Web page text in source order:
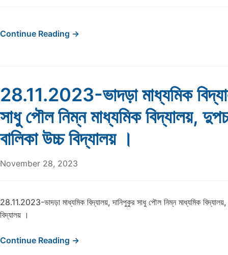
Continue Reading →
28.11.2023-ভাদড়া মাধ্যমিক
সাধু পৌল নিম্ন মাধ্যমিক বিদ্যালয়,
বালিকা উচ্চ বিদ্যালয় ।
November 28, 2023
28.11.2023-ভাদড়া মাধ্যমিক বিদ্যালয়, দানিপুকুর সাধু পৌল নিম্ন মাধ্যমিক বিদ্যালয়,
বিদ্যালয় ।
Continue Reading →